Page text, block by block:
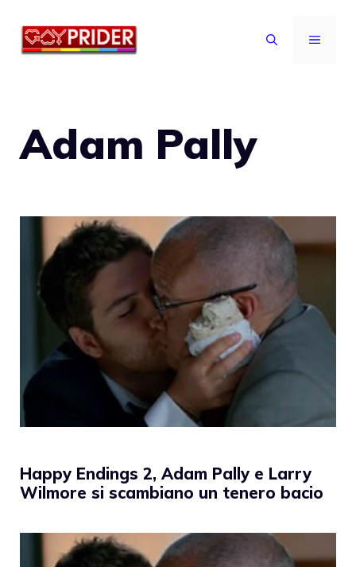
MENU
Adam Pally
Happy Endings 2, Adam Pally e Larry
Wilmore si scambiano un tenero bacio